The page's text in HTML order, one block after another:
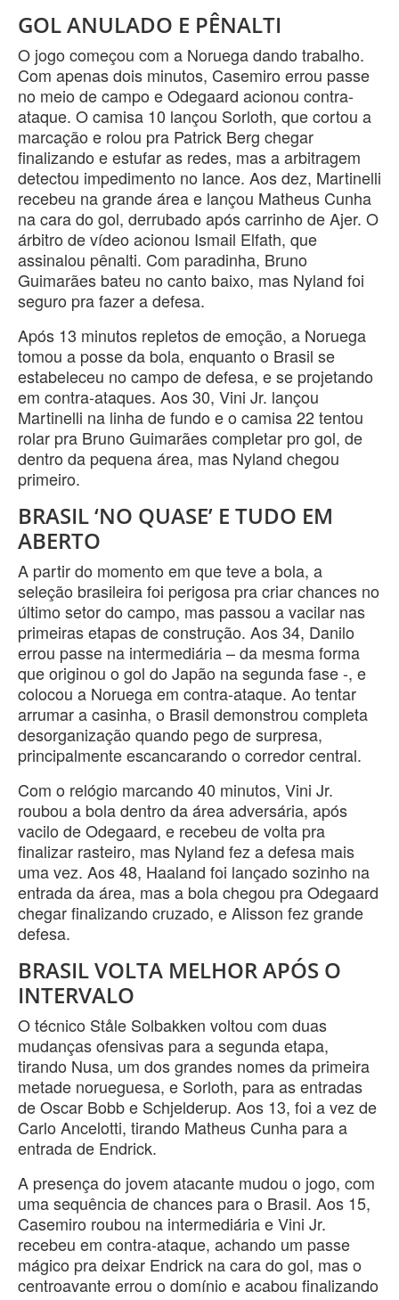
GOL ANULADO E PÊNALTI
O jogo começou com a Noruega dando trabalho.
Com apenas dois minutos, Casemiro errou passe
no meio de campo e Odegaard acionou contra-
ataque. O camisa 10 lançou Sorloth, que cortou a
marcação e rolou pra Patrick Berg chegar
finalizando e estufar as redes, mas a arbitragem
detectou impedimento no lance. Aos dez, Martinelli
recebeu na grande área e lançou Matheus Cunha
na cara do gol, derrubado após carrinho de Ajer. O
árbitro de vídeo acionou Ismail Elfath, que
assinalou pênalti. Com paradinha, Bruno
Guimarães bateu no canto baixo, mas Nyland foi
seguro pra fazer a defesa.
Após 13 minutos repletos de emoção, a Noruega
tomou a posse da bola, enquanto o Brasil se
estabeleceu no campo de defesa, e se projetando
em contra-ataques. Aos 30, Vini Jr. lançou
Martinelli na linha de fundo e o camisa 22 tentou
rolar pra Bruno Guimarães completar pro gol, de
dentro da pequena área, mas Nyland chegou
primeiro.
BRASIL ‘NO QUASE’ E TUDO EM
ABERTO
A partir do momento em que teve a bola, a
seleção brasileira foi perigosa pra criar chances no
último setor do campo, mas passou a vacilar nas
primeiras etapas de construção. Aos 34, Danilo
errou passe na intermediária – da mesma forma
que originou o gol do Japão na segunda fase -, e
colocou a Noruega em contra-ataque. Ao tentar
arrumar a casinha, o Brasil demonstrou completa
desorganização quando pego de surpresa,
principalmente escancarando o corredor central.
Com o relógio marcando 40 minutos, Vini Jr.
roubou a bola dentro da área adversária, após
vacilo de Odegaard, e recebeu de volta pra
finalizar rasteiro, mas Nyland fez a defesa mais
uma vez. Aos 48, Haaland foi lançado sozinho na
entrada da área, mas a bola chegou pra Odegaard
chegar finalizando cruzado, e Alisson fez grande
defesa.
BRASIL VOLTA MELHOR APÓS O
INTERVALO
O técnico Ståle Solbakken voltou com duas
mudanças ofensivas para a segunda etapa,
tirando Nusa, um dos grandes nomes da primeira
metade norueguesa, e Sorloth, para as entradas
de Oscar Bobb e Schjelderup. Aos 13, foi a vez de
Carlo Ancelotti, tirando Matheus Cunha para a
entrada de Endrick.
A presença do jovem atacante mudou o jogo, com
uma sequência de chances para o Brasil. Aos 15,
Casemiro roubou na intermediária e Vini Jr.
recebeu em contra-ataque, achando um passe
mágico pra deixar Endrick na cara do gol, mas o
centroavante errou o domínio e acabou finalizando